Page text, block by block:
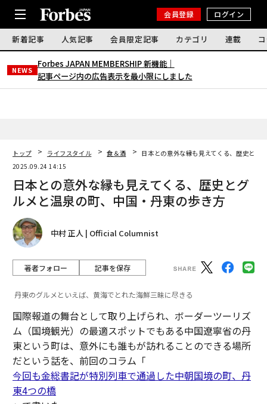
会員登録 ログイン
新着記事 人気記事 会員限定記事 カテゴリ 連載
NEWS
Forbes JAPAN MEMBERSHIP 新機能｜
記事ページ内の広告表示を最小限にしました
トップ ライフスタイル 食＆酒
日本との意外な縁も見えてくる、歴史とグ
2025.09.24 14:15
日本との意外な縁も見えてくる、歴史とグ
ルメと温泉の町、中国・丹東の歩き方
中村 正人 | Official Columnist
著者フォロー 記事を保存
丹東のグルメといえば、黄海でとれた海鮮三昧に尽きる
国際報道の舞台として取り上げられ、ボーダーツーリズ
ム（国境観光）の最適スポットでもある中国遼寧省の丹
東という町は、意外にも誰もが訪れることのできる場所
だという話を、前回のコラム「
今回も金総書記が特別列車で通過した中朝国境の町、丹
東4つの橋